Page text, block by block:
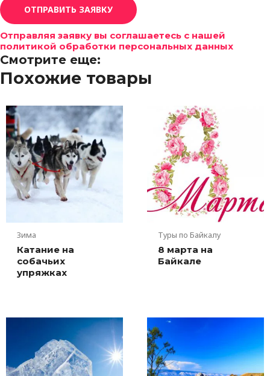
ОТПРАВИТЬ ЗАЯВКУ
Отправляя заявку вы соглашаетесь с нашей
политикой обработки персональных данных
Смотрите еще:
Похожие товары
Зима
Катание на
собачьих
упряжках
Туры по Байкалу
8 марта на
Байкале